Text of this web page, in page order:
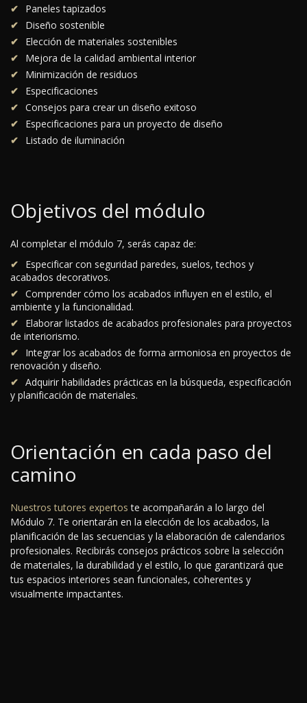
Paneles tapizados
Diseño sostenible
Elección de materiales sostenibles
Mejora de la calidad ambiental interior
Minimización de residuos
Especificaciones
Consejos para crear un diseño exitoso
Especificaciones para un proyecto de diseño
Listado de iluminación
Objetivos del módulo
Al completar el módulo 7, serás capaz de:
Especificar con seguridad paredes, suelos, techos y
acabados decorativos.
Comprender cómo los acabados influyen en el estilo, el
ambiente y la funcionalidad.
Elaborar listados de acabados profesionales para proyectos
de interiorismo.
Integrar los acabados de forma armoniosa en proyectos de
renovación y diseño.
Adquirir habilidades prácticas en la búsqueda, especificación
y planificación de materiales.
Orientación en cada paso del
camino
Nuestros tutores expertos te acompañarán a lo largo del
Módulo 7. Te orientarán en la elección de los acabados, la
planificación de las secuencias y la elaboración de calendarios
profesionales. Recibirás consejos prácticos sobre la selección
de materiales, la durabilidad y el estilo, lo que garantizará que
tus espacios interiores sean funcionales, coherentes y
visualmente impactantes.